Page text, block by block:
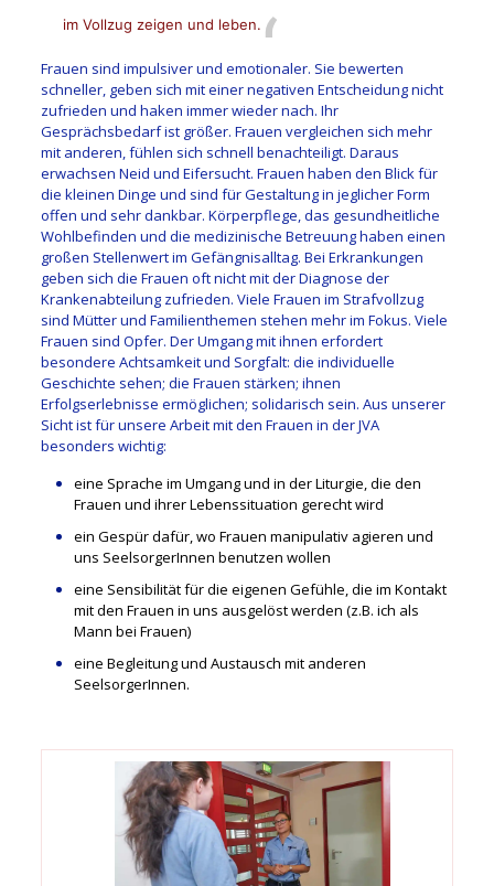
im Vollzug zeigen und leben.
Frauen sind impulsiver und emotionaler. Sie bewerten
schneller, geben sich mit einer negativen Entscheidung nicht
zufrieden und haken immer wieder nach. Ihr
Gesprächsbedarf ist größer. Frauen vergleichen sich mehr
mit anderen, fühlen sich schnell benachteiligt. Daraus
erwachsen Neid und Eifersucht. Frauen haben den Blick für
die kleinen Dinge und sind für Gestaltung in jeglicher Form
offen und sehr dankbar. Körperpflege, das gesundheitliche
Wohlbefinden und die medizinische Betreuung haben einen
großen Stellenwert im Gefängnisalltag. Bei Erkrankungen
geben sich die Frauen oft nicht mit der Diagnose der
Krankenabteilung zufrieden. Viele Frauen im Strafvollzug
sind Mütter und Familienthemen stehen mehr im Fokus. Viele
Frauen sind Opfer. Der Umgang mit ihnen erfordert
besondere Achtsamkeit und Sorgfalt: die individuelle
Geschichte sehen; die Frauen stärken; ihnen
Erfolgserlebnisse ermöglichen; solidarisch sein. Aus unserer
Sicht ist für unsere Arbeit mit den Frauen in der JVA
besonders wichtig:
eine Sprache im Umgang und in der Liturgie, die den
Frauen und ihrer Lebenssituation gerecht wird
ein Gespür dafür, wo Frauen manipulativ agieren und
uns SeelsorgerInnen benutzen wollen
eine Sensibilität für die eigenen Gefühle, die im Kontakt
mit den Frauen in uns ausgelöst werden (z.B. ich als
Mann bei Frauen)
eine Begleitung und Austausch mit anderen
SeelsorgerInnen.